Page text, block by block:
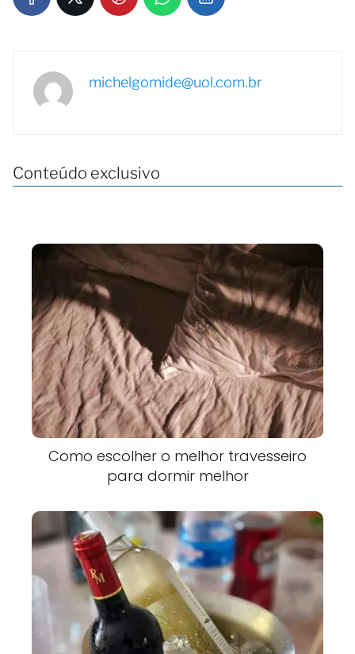
michelgomide@uol.com.br
Conteúdo exclusivo
Como escolher o melhor travesseiro
para dormir melhor